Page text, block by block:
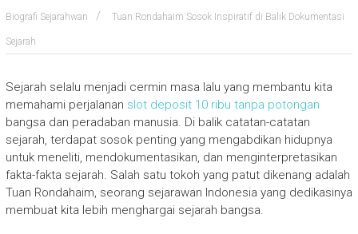
Biografi Sejarahwan Tuan Rondahaim Sosok Inspiratif di Balik Dokumentasi
Sejarah
Sejarah selalu menjadi cermin masa lalu yang membantu kita
memahami perjalanan slot deposit 10 ribu tanpa potongan
bangsa dan peradaban manusia. Di balik catatan-catatan
sejarah, terdapat sosok penting yang mengabdikan hidupnya
untuk meneliti, mendokumentasikan, dan menginterpretasikan
fakta-fakta sejarah. Salah satu tokoh yang patut dikenang adalah
Tuan Rondahaim, seorang sejarawan Indonesia yang dedikasinya
membuat kita lebih menghargai sejarah bangsa.